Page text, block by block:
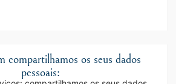
compartilhamos os seus dados
pessoais: